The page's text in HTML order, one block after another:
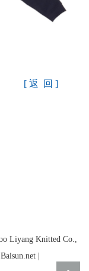
[ 返 回 ]
Liyang Knitted Co.,
|